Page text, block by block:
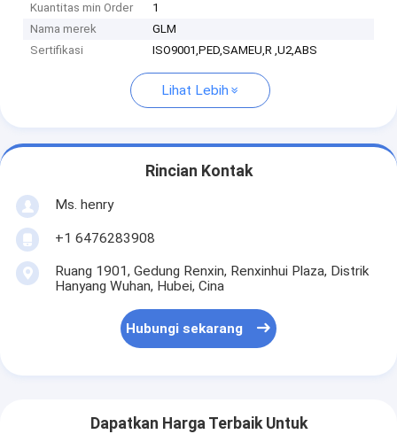
Kuantitas min Order
1
Nama merek
GLM
Sertifikasi
ISO9001,PED,SAMEU,R ,U2,ABS
Lihat Lebih
Rincian Kontak
Ms. henry
+1 6476283908
Ruang 1901, Gedung Renxin, Renxinhui Plaza, Distrik
Hanyang Wuhan, Hubei, Cina
Hubungi sekarang
Dapatkan Harga Terbaik Untuk